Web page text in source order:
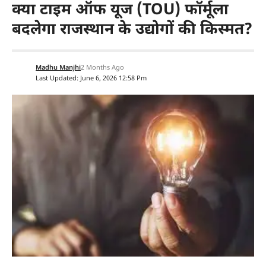
क्या टाइम ऑफ यूज (TOU) फॉर्मूला
बदलेगा राजस्थान के उद्योगों की किस्मत?
Last Updated: June 6, 2026 12:58 Pm
Madhu Manjhi2 Months Ago